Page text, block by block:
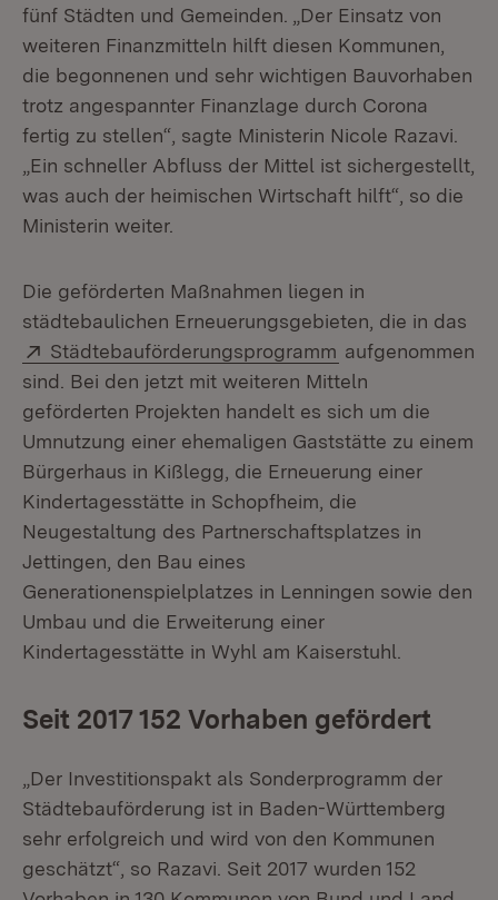
fünf Städten und Gemeinden. „Der Einsatz von
weiteren Finanzmitteln hilft diesen Kommunen,
die begonnenen und sehr wichtigen Bauvorhaben
trotz angespannter Finanzlage durch Corona
fertig zu stellen“, sagte Ministerin Nicole Razavi.
„Ein schneller Abfluss der Mittel ist sichergestellt,
was auch der heimischen Wirtschaft hilft“, so die
Ministerin weiter.
Die geförderten Maßnahmen liegen in
städtebaulichen Erneuerungsgebieten, die in das
Extern:
Städtebauförderungsprogramm (Öffnet in neuem
aufgenommen
sind. Bei den jetzt mit weiteren Mitteln
geförderten Projekten handelt es sich um die
Umnutzung einer ehemaligen Gaststätte zu einem
Bürgerhaus in Kißlegg, die Erneuerung einer
Kindertagesstätte in Schopfheim, die
Neugestaltung des Partnerschaftsplatzes in
Jettingen, den Bau eines
Generationenspielplatzes in Lenningen sowie den
Umbau und die Erweiterung einer
Kindertagesstätte in Wyhl am Kaiserstuhl.
Seit 2017 152 Vorhaben gefördert
„Der Investitionspakt als Sonderprogramm der
Städtebauförderung ist in Baden-Württemberg
sehr erfolgreich und wird von den Kommunen
geschätzt“, so Razavi. Seit 2017 wurden 152